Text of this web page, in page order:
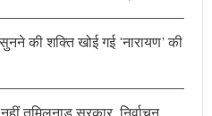
की शक्ति खोई गई ‘नारायण’ की